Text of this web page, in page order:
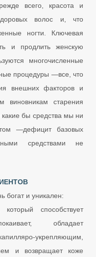
всего, красота и
волос и, что
ногти. Ключевая
и продлить женскую
многочисленные
процедуры —все, что
внешних факторов и
виновникам старения
бы средства мы ни
—дефицит базовых
средствами не
богат и уникален:
который способствует
обладает
укрепляющим,
и возвращает коже